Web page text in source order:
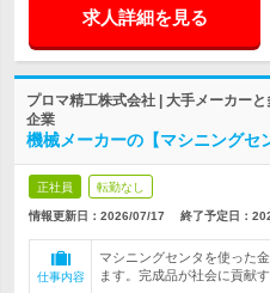
求人詳細を見る
プロマ精工株式会社 | 大手メーカー
企業
機械メーカーの【マシニングセ
正社員 転勤なし
情報更新日：2026/07/17 終了予定日：
仕事内容
マシニングセンタを使った
ます。完成品が社会に貢献